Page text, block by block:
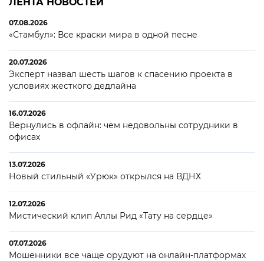
07.08.2026
«Стамбул»: Все краски мира в одной песне
20.07.2026
Эксперт назвал шесть шагов к спасению проекта в
условиях жесткого дедлайна
16.07.2026
Вернулись в офлайн: чем недовольны сотрудники в
офисах
13.07.2026
Новый стильный «Урюк» открылся на ВДНХ
12.07.2026
Мистический клип Аллы Рид «Тату на сердце»
07.07.2026
Мошенники все чаще орудуют на онлайн-платформах